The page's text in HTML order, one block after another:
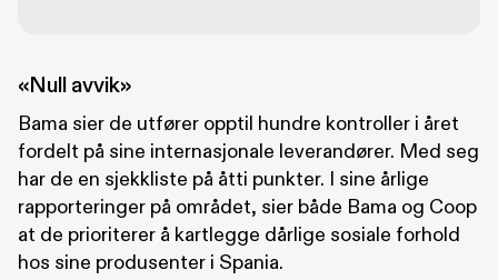
«Null avvik»
Bama sier de utfører opptil hundre kontroller i året
fordelt på sine internasjonale leverandører. Med seg
har de en sjekkliste på åtti punkter. I sine årlige
rapporteringer på området, sier både Bama og Coop
at de prioriterer å kartlegge dårlige sosiale forhold
hos sine produsenter i Spania.